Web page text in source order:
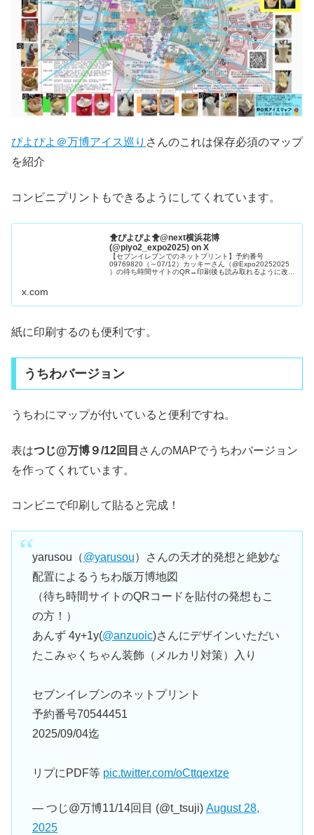
ぴよぴよ＠万博アイス巡り さんのこれは保存必須のマップ
を紹介
コンビニプリントもできるようにしてくれています。
🐥ぴよぴよ🐥@next横浜花博
(@piyo2_expo2025) on X
【セブンイレブンでのネットプリント】予約番号
09769820（～07/12）カッキーさん（@Expo20252025
）の待ち時間サイトのQR→印刷後も読み取れるように改善
x.com
紙に印刷するのも便利です。
うちわバージョン
うちわにマップが付いていると便利ですね。
表はつじ@万博９/12回目 さんのMAPでうちわバージョン
を作ってくれています。
コンビニで印刷して貼ると完成！
yarusou（@yarusou）さんの天才的発想と絶妙な
配置によるうちわ版万博地図
（待ち時間サイトのQRコードを貼付の発想もこ
の方！）
あんず 4y+1y(@anzuoic)さんにデザインいただい
たこみゃくちゃん装飾（メルカリ対策）入り
セブンイレブンのネットプリント
予約番号70544451
2025/09/04迄
リプにPDF等 pic.twitter.com/oCttqextze
— つじ@万博11/14回目 (@t_tsuji) August 28,
2025